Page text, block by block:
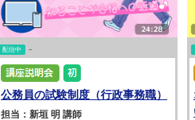
配信中 ~
公務員の試験制度（行政事務職）
担当：新垣 明 講師